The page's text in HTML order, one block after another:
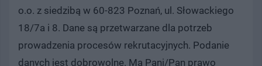
o.o. z siedzibą w 60-823 Poznań, ul. Słowackiego
18/7a i 8. Dane są przetwarzane dla potrzeb
prowadzenia procesów rekrutacyjnych. Podanie
danych jest dobrowolne. Ma Pani/Pan prawo